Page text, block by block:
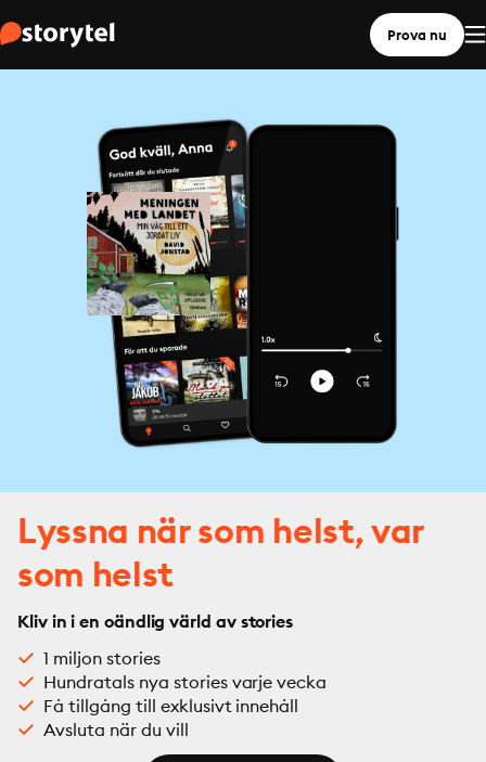
Prova nu
Lyssna när som helst, var
som helst
Kliv in i en oändlig värld av stories
1 miljon stories
Hundratals nya stories varje vecka
Få tillgång till exklusivt innehåll
Avsluta när du vill